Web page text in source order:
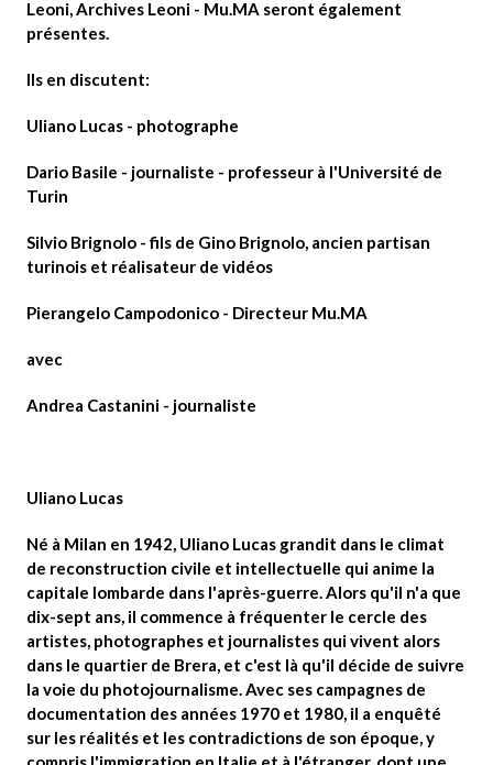
Leoni, Archives Leoni - Mu.MA seront également
présentes.
Ils en discutent:
Uliano Lucas - photographe
Dario Basile - journaliste - professeur à l'Université de
Turin
Silvio Brignolo - fils de Gino Brignolo, ancien partisan
turinois et réalisateur de vidéos
Pierangelo Campodonico - Directeur Mu.MA
avec
Andrea Castanini - journaliste
Uliano Lucas
Né à Milan en 1942, Uliano Lucas grandit dans le climat
de reconstruction civile et intellectuelle qui anime la
capitale lombarde dans l'après-guerre. Alors qu'il n'a que
dix-sept ans, il commence à fréquenter le cercle des
artistes, photographes et journalistes qui vivent alors
dans le quartier de Brera, et c'est là qu'il décide de suivre
la voie du photojournalisme. Avec ses campagnes de
documentation des années 1970 et 1980, il a enquêté
sur les réalités et les contradictions de son époque, y